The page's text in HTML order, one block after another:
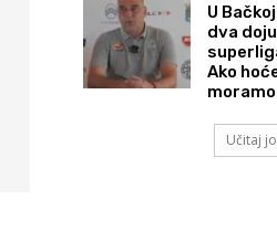
U
dva
Ako
Učitaj